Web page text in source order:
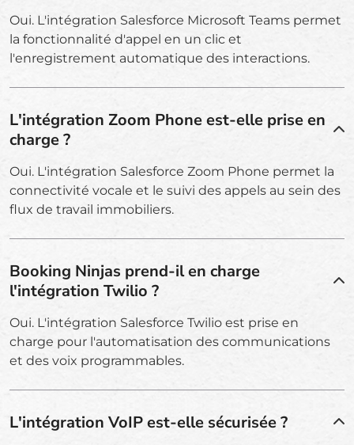
Oui. L'intégration Salesforce Microsoft Teams permet
la fonctionnalité d'appel en un clic et
l'enregistrement automatique des interactions.
L'intégration Zoom Phone est-elle prise en
charge ?
Oui. L'intégration Salesforce Zoom Phone permet la
connectivité vocale et le suivi des appels au sein des
flux de travail immobiliers.
Booking Ninjas prend-il en charge
l'intégration Twilio ?
Oui. L'intégration Salesforce Twilio est prise en
charge pour l'automatisation des communications
et des voix programmables.
L'intégration VoIP est-elle sécurisée ?